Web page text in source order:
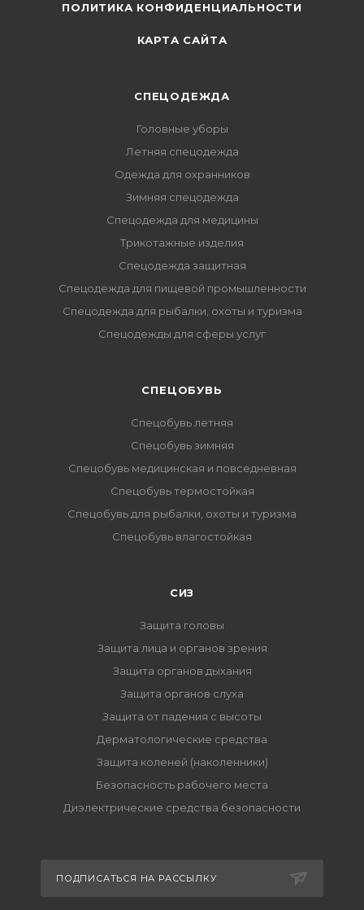
ПОЛИТИКА КОНФИДЕНЦИАЛЬНОСТИ
КАРТА САЙТА
СПЕЦОДЕЖДА
Головные уборы
Летняя спецодежда
Одежда для охранников
Зимняя спецодежда
Спецодежда для медицины
Трикотажные изделия
Спецодежда защитная
Спецодежда для пищевой промышленности
Спецодежда для рыбалки, охоты и туризма
Спецодежды для сферы услуг
CПЕЦОБУВЬ
Спецобувь летняя
Спецобувь зимняя
Спецобувь медицинская и повседневная
Спецобувь термостойкая
Спецобувь для рыбалки, охоты и туризма
Спецобувь влагостойкая
СИЗ
Защита головы
Защита лица и органов зрения
Защита органов дыхания
Защита органов слуха
Защита от падения с высоты
Дерматологические средства
Защита коленей (наколенники)
Безопасность рабочего места
Диэлектрические средства безопасности
ПОДПИСАТЬСЯ НА РАССЫЛКУ